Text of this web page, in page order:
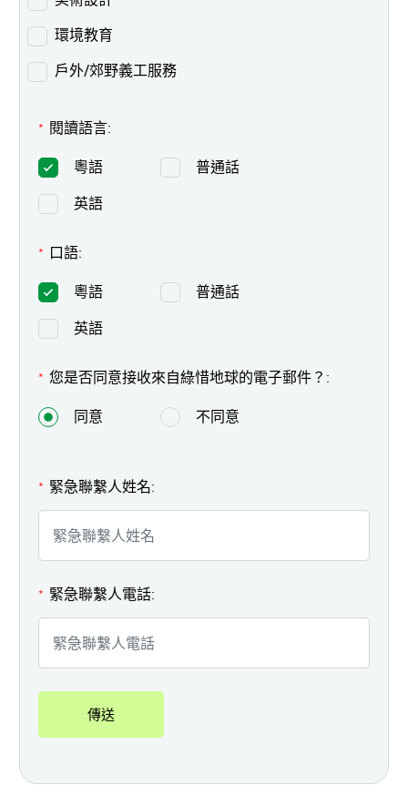
環境教育
戶外/郊野義工服務
* 閱讀語言:
粵語 普通話
英語
* 口語:
粵語 普通話
英語
* 您是否同意接收來自綠惜地球的電子郵件？:
同意 不同意
* 緊急聯繫人姓名:
* 緊急聯繫人電話:
傳送